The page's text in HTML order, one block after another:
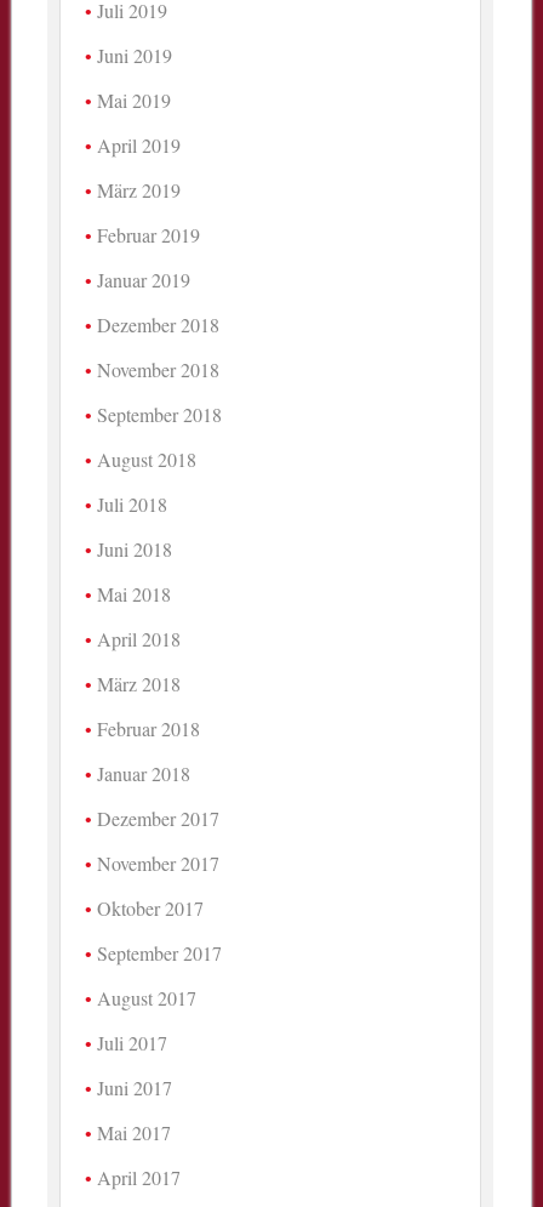
Juli 2019
Juni 2019
Mai 2019
April 2019
März 2019
Februar 2019
Januar 2019
Dezember 2018
November 2018
September 2018
August 2018
Juli 2018
Juni 2018
Mai 2018
April 2018
März 2018
Februar 2018
Januar 2018
Dezember 2017
November 2017
Oktober 2017
September 2017
August 2017
Juli 2017
Juni 2017
Mai 2017
April 2017